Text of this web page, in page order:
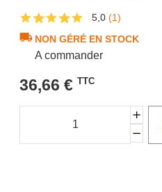
5,0 (1)
NON GÉRÉ EN STOCK
A commander
36,66 € TTC